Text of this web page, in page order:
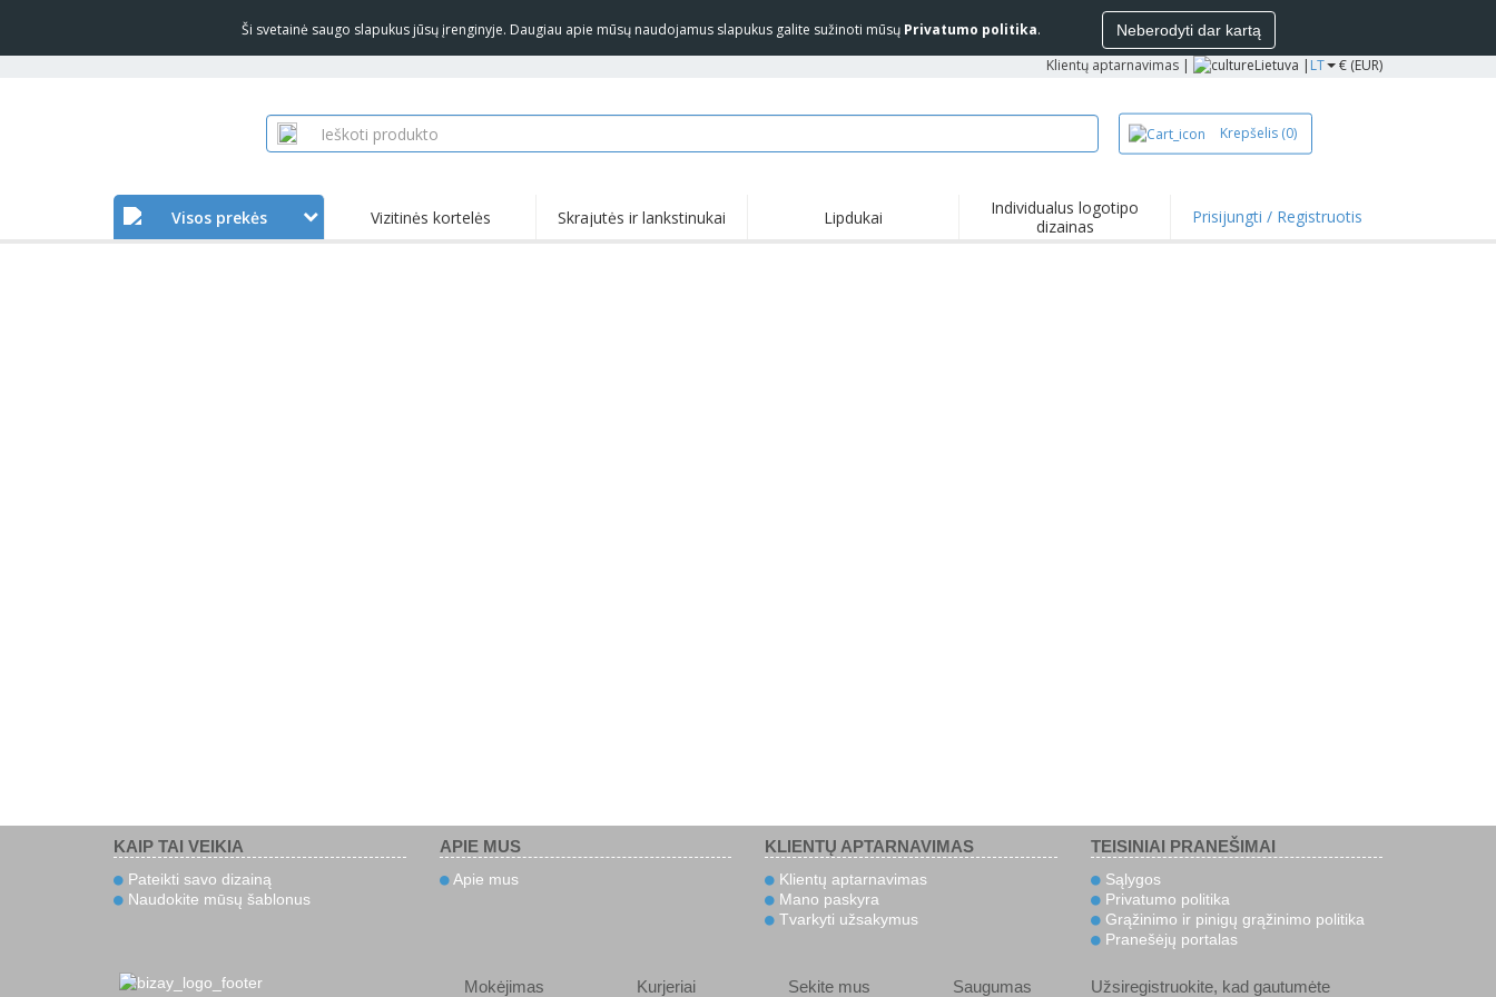
Ši svetainė saugo slapukus jūsų įrenginyje. Daugiau apie mūsų naudojamus slapukus galite sužinoti mūsų Privatumo politika. Neberodyti dar kartą
Klientų aptarnavimas | Lietuva | LT € (EUR)
Krepšelis (0)
Visos prekės Vizitinės kortelės Skrajutės ir lankstinukai Lipdukai
Individualus logotipo
dizainas
Prisijungti / Registruotis
KAIP TAI VEIKIA
Pateikti savo dizainą
Naudokite mūsų šablonus
APIE MUS
Apie mus
KLIENTŲ APTARNAVIMAS
Klientų aptarnavimas
Mano paskyra
Tvarkyti užsakymus
TEISINIAI PRANEŠIMAI
Sąlygos
Privatumo politika
Grąžinimo ir pinigų grąžinimo politika
Pranešėjų portalas
Mokėjimas Kurjeriai Sekite mus Saugumas Užsiregistruokite, kad gautumėte